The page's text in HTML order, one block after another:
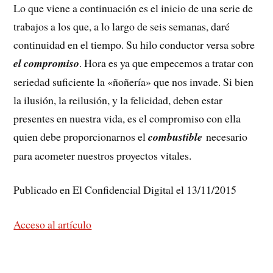
Lo que viene a continuación es el inicio de una serie de
trabajos a los que, a lo largo de seis semanas, daré
continuidad en el tiempo. Su hilo conductor versa sobre
el compromiso. Hora es ya que empecemos a tratar con
seriedad suficiente la «ñoñería» que nos invade. Si bien
la ilusión, la reilusión, y la felicidad, deben estar
presentes en nuestra vida, es el compromiso con ella
quien debe proporcionarnos elcombustible necesario
para acometer nuestros proyectos vitales.
Publicado en El Confidencial Digital el 13/11/2015
Acceso al artículo